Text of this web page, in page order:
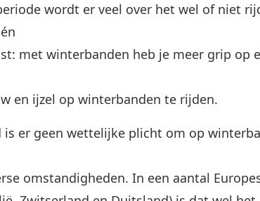
wordt er veel over het wel of niet
met winterbanden heb je meer grip op
en ijzel op winterbanden te rijden.
is er geen wettelijke plicht om op
omstandigheden. In een aantal